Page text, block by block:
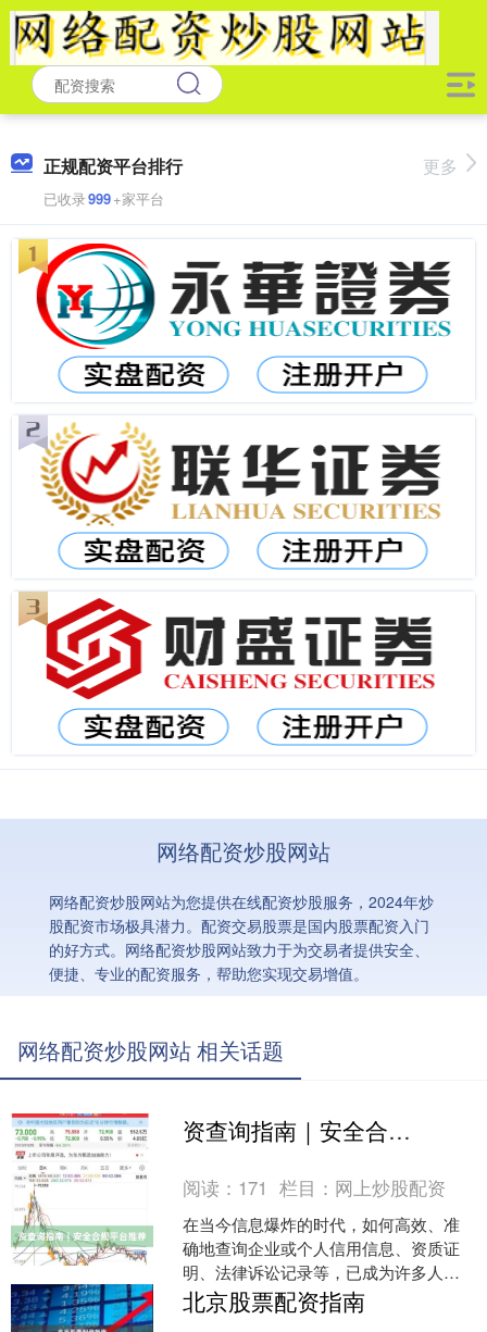
正规配资平台排行
已收录999+家平台
更多
网络配资炒股网站
网络配资炒股网站为您提供在线配资炒股服务，2024年炒
股配资市场极具潜力。配资交易股票是国内股票配资入门
的好方式。网络配资炒股网站致力于为交易者提供安全、
便捷、专业的配资服务，帮助您实现交易增值。
网络配资炒股网站 相关话题
资查询指南｜安全合规平台推荐
阅读： 171 栏目： 网上炒股配资
在当今信息爆炸的时代，如何高效、准
确地查询企业或个人信用信息、资质证
明、法律诉讼记录等，已成为许多人关
注的焦点。无论是投资合作、求职招
聘，还是日常交易，掌握可靠....
北京股票配资指南